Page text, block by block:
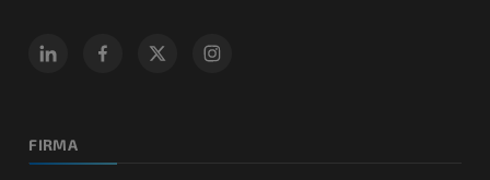
FIRMA